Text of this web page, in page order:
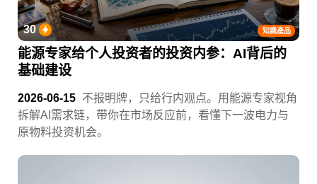
知識產品
30
能源专家给个人投资者的投资内参：AI背后的
基础建设
2026-06-15 不报明牌，只给行内观点。用能源专家视角
拆解AI需求链，带你在市场反应前，看懂下一波电力与
原物料投资机会。